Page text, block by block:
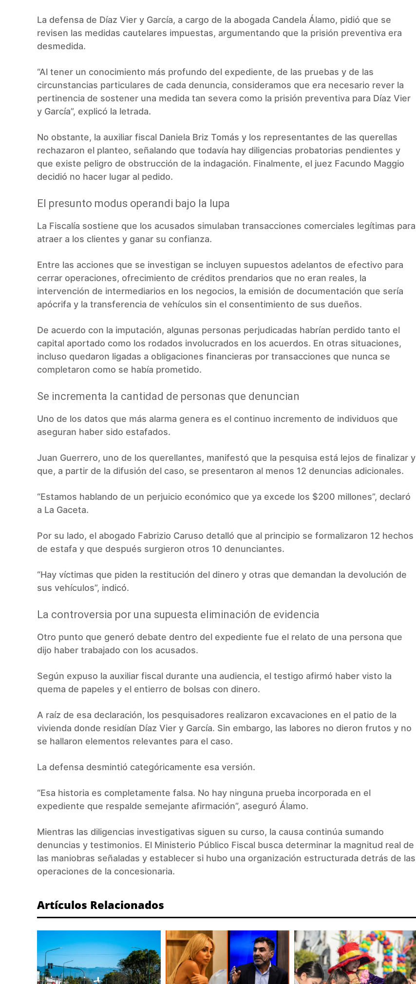
La defensa de Díaz Vier y García, a cargo de la abogada Candela Álamo, pidió que se
revisen las medidas cautelares impuestas, argumentando que la prisión preventiva era
desmedida.
“Al tener un conocimiento más profundo del expediente, de las pruebas y de las
circunstancias particulares de cada denuncia, consideramos que era necesario rever la
pertinencia de sostener una medida tan severa como la prisión preventiva para Díaz Vier
y García”, explicó la letrada.
No obstante, la auxiliar fiscal Daniela Briz Tomás y los representantes de las querellas
rechazaron el planteo, señalando que todavía hay diligencias probatorias pendientes y
que existe peligro de obstrucción de la indagación. Finalmente, el juez Facundo Maggio
decidió no hacer lugar al pedido.
El presunto modus operandi bajo la lupa
La Fiscalía sostiene que los acusados simulaban transacciones comerciales legítimas para
atraer a los clientes y ganar su confianza.
Entre las acciones que se investigan se incluyen supuestos adelantos de efectivo para
cerrar operaciones, ofrecimiento de créditos prendarios que no eran reales, la
intervención de intermediarios en los negocios, la emisión de documentación que sería
apócrifa y la transferencia de vehículos sin el consentimiento de sus dueños.
De acuerdo con la imputación, algunas personas perjudicadas habrían perdido tanto el
capital aportado como los rodados involucrados en los acuerdos. En otras situaciones,
incluso quedaron ligadas a obligaciones financieras por transacciones que nunca se
completaron como se había prometido.
Se incrementa la cantidad de personas que denuncian
Uno de los datos que más alarma genera es el continuo incremento de individuos que
aseguran haber sido estafados.
Juan Guerrero, uno de los querellantes, manifestó que la pesquisa está lejos de finalizar y
que, a partir de la difusión del caso, se presentaron al menos 12 denuncias adicionales.
“Estamos hablando de un perjuicio económico que ya excede los $200 millones”, declaró
a La Gaceta.
Por su lado, el abogado Fabrizio Caruso detalló que al principio se formalizaron 12 hechos
de estafa y que después surgieron otros 10 denunciantes.
“Hay víctimas que piden la restitución del dinero y otras que demandan la devolución de
sus vehículos”, indicó.
La controversia por una supuesta eliminación de evidencia
Otro punto que generó debate dentro del expediente fue el relato de una persona que
dijo haber trabajado con los acusados.
Según expuso la auxiliar fiscal durante una audiencia, el testigo afirmó haber visto la
quema de papeles y el entierro de bolsas con dinero.
A raíz de esa declaración, los pesquisadores realizaron excavaciones en el patio de la
vivienda donde residían Díaz Vier y García. Sin embargo, las labores no dieron frutos y no
se hallaron elementos relevantes para el caso.
La defensa desmintió categóricamente esa versión.
“Esa historia es completamente falsa. No hay ninguna prueba incorporada en el
expediente que respalde semejante afirmación”, aseguró Álamo.
Mientras las diligencias investigativas siguen su curso, la causa continúa sumando
denuncias y testimonios. El Ministerio Público Fiscal busca determinar la magnitud real de
las maniobras señaladas y establecer si hubo una organización estructurada detrás de las
operaciones de la concesionaria.
Artículos Relacionados